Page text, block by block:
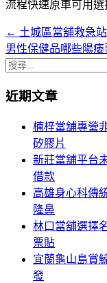
流程快速原車可用選
文
章
航
← 土城區當舖救急
男性保健品哪些陽
搜
關
近期文章
楠梓當舖專營
矽膠片
新莊當舖平台
借款
高雄身心科傳
隆鼻
林口當舖選擇
票貼
宜蘭龜山島賞
發